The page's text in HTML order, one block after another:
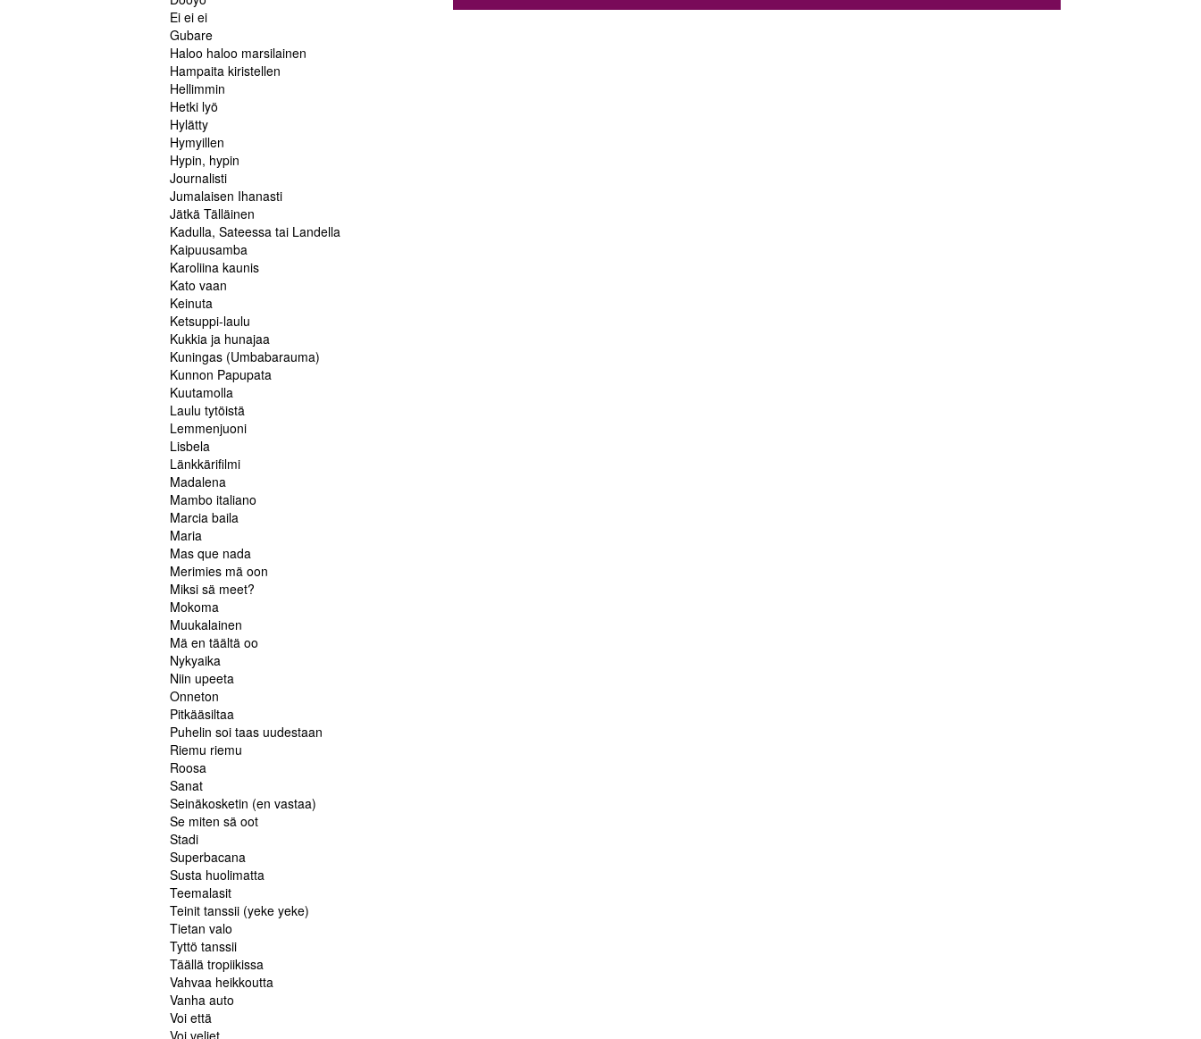
Ei ei ei
Gubare
Haloo haloo marsilainen
Hampaita kiristellen
Hellimmin
Hetki lyö
Hylätty
Hymyillen
Hypin, hypin
Journalisti
Jumalaisen Ihanasti
Jätkä Tälläinen
Kadulla, Sateessa tai Landella
Kaipuusamba
Karoliina kaunis
Kato vaan
Keinuta
Ketsuppi-laulu
Kukkia ja hunajaa
Kuningas (Umbabarauma)
Kunnon Papupata
Kuutamolla
Laulu tytöistä
Lemmenjuoni
Lisbela
Länkkärifilmi
Madalena
Mambo italiano
Marcia baila
Maria
Mas que nada
Merimies mä oon
Miksi sä meet?
Mokoma
Muukalainen
Mä en täältä oo
Nykyaika
Niin upeeta
Onneton
Pitkääsiltaa
Puhelin soi taas uudestaan
Riemu riemu
Roosa
Sanat
Seinäkosketin (en vastaa)
Se miten sä oot
Stadi
Superbacana
Susta huolimatta
Teemalasit
Teinit tanssii (yeke yeke)
Tietan valo
Tyttö tanssii
Täällä tropiikissa
Vahvaa heikkoutta
Vanha auto
Voi että
Voi veljet